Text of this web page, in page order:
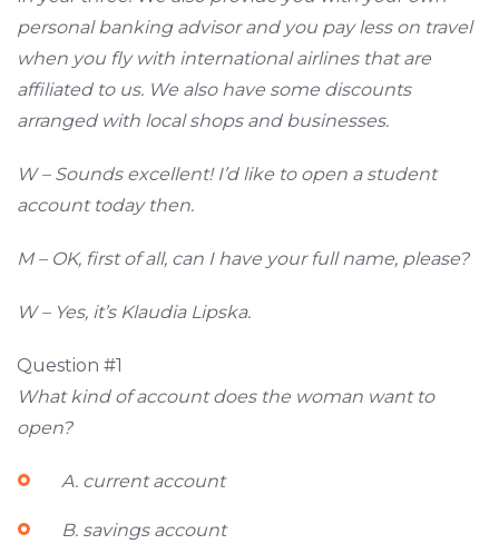
personal banking advisor and you pay less on travel
when you fly with international airlines that are
affiliated to us. We also have some discounts
arranged with local shops and businesses.
W – Sounds excellent! I’d like to open a student
account today then.
M – OK, first of all, can I have your full name, please?
W – Yes, it’s Klaudia Lipska.
Question #1
What kind of account does the woman want to
open?
A. current account
B. savings account